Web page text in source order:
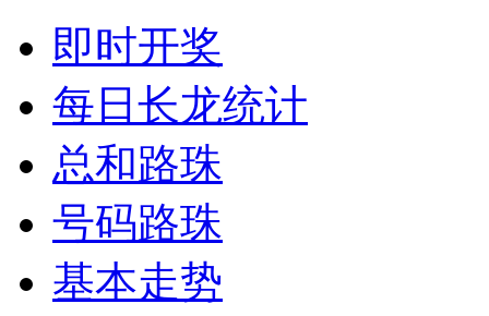
即时开奖
每日长龙统计
总和路珠
号码路珠
基本走势